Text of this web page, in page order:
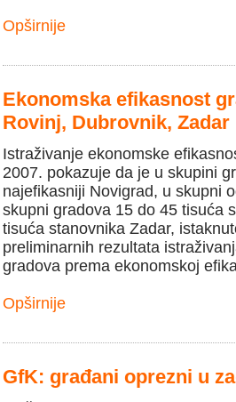
Opširnije
Ekonomska efikasnost
Rovinj, Dubrovnik, Zadar
Istraživanje ekonomske
2007. pokazuje da je u skupini
najefikasniji Novigrad, u skupni
skupni gradova 15 do 45 tisuća
tisuća stanovnika Zadar,
preliminarnih rezultata
gradova prema ekonomskoj
Opširnije
GfK: građani oprezni u